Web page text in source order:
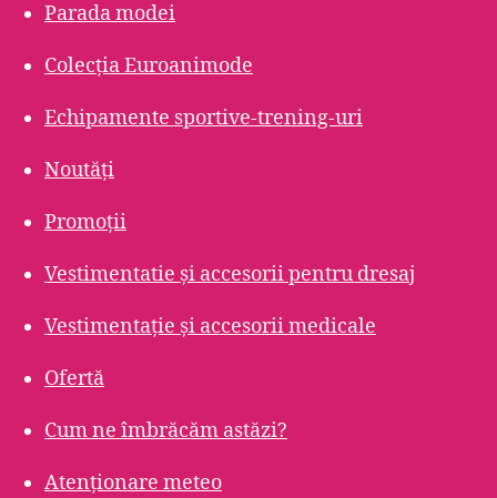
Parada modei
Colecția Euroanimode
Echipamente sportive-trening-uri
Noutăți
Promoții
Vestimentatie și accesorii pentru dresaj
Vestimentație și accesorii medicale
Ofertă
Cum ne îmbrăcăm astăzi?
Atenționare meteo